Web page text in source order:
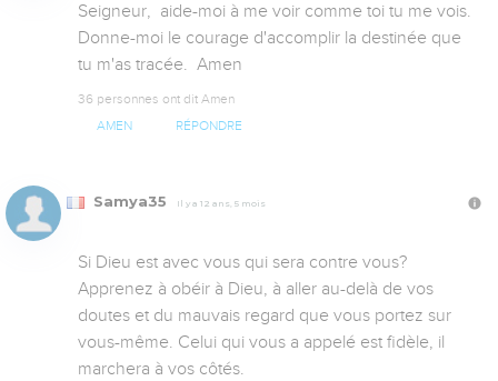
Seigneur,  aide-moi à me voir comme toi tu me vois.
Donne-moi le courage d'accomplir la destinée que
36 personnes ont dit Amen
AMEN RÉPONDRE
Samya35 Il y a 12 ans, 5 mois
Si Dieu est avec vous qui sera contre vous?
Apprenez à obéir à Dieu, à aller au-delà de vos
doutes et du mauvais regard que vous portez sur
vous-même. Celui qui vous a appelé est fidèle, il
marchera à vos côtés.